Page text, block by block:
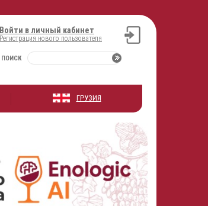
Войти в личный кабинет
Регистрация нового пользователя
ПОИСК
ГРУЗИЯ